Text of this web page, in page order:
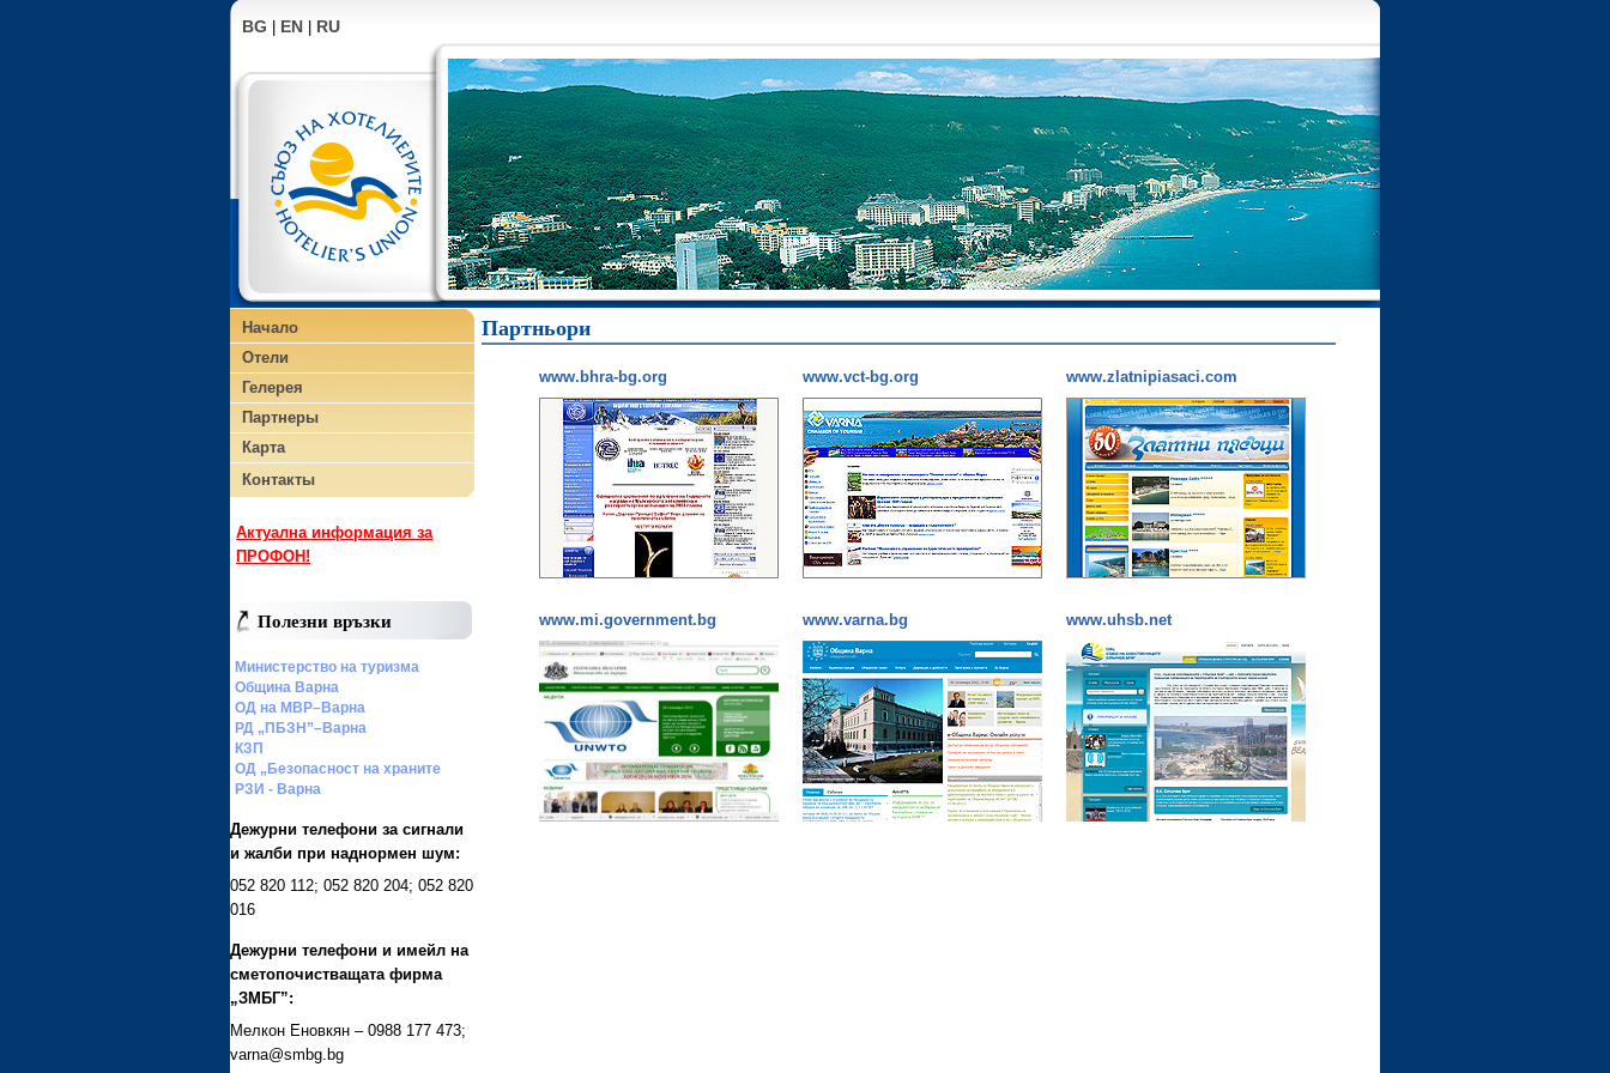
BG EN RU
Начало
Отели
Гелерея
Партнеры
Карта
Контакты
Актуална информация за
ПРОФОН!
Полезни връзки
Министерство на туризма
Община Варна
ОД на МВР–Варна
РД „ПБЗН”–Варна
КЗП
ОД „Безопасност на храните
РЗИ - Варна
Дежурни телефони за сигнали
и жалби при наднормен шум:
052 820 112; 052 820 204; 052 820
016
Дежурни телефони и имейл на
сметопочистващата фирма
„ЗМБГ”:
Мелкон Еновкян – 0988 177 473;
varna@smbg.bg
Партньори
www.bhra-bg.org www.vct-bg.org www.zlatnipiasaci.com
www.mi.government.bg www.varna.bg www.uhsb.net